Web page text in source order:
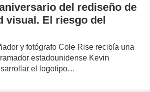
del rediseño de
visual. El riesgo del
y fotógrafo Cole Rise recibía una
estadounidense Kevin
el logotipo…